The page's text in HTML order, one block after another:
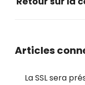
Articles
La SSL sera